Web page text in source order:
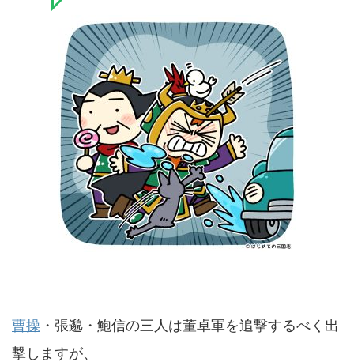
曹操 ・張邈・鮑信の三人は董卓軍を追撃するべく出
撃しますが、